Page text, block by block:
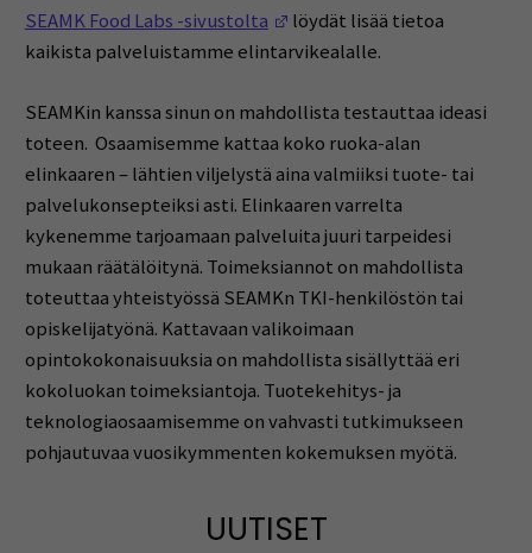
SEAMK Food Labs -sivustolta (Opens in a new window)
löydät lisää tietoa
kaikista palveluistamme elintarvikealalle.
SEAMKin kanssa sinun on mahdollista testauttaa ideasi
toteen. Osaamisemme kattaa koko ruoka-alan
elinkaaren – lähtien viljelystä aina valmiiksi tuote- tai
palvelukonsepteiksi asti. Elinkaaren varrelta
kykenemme tarjoamaan palveluita juuri tarpeidesi
mukaan räätälöitynä. Toimeksiannot on mahdollista
toteuttaa yhteistyössä SEAMKn TKI-henkilöstön tai
opiskelijatyönä. Kattavaan valikoimaan
opintokokonaisuuksia on mahdollista sisällyttää eri
kokoluokan toimeksiantoja. Tuotekehitys- ja
teknologiaosaamisemme on vahvasti tutkimukseen
pohjautuvaa vuosikymmenten kokemuksen myötä.
UUTISET